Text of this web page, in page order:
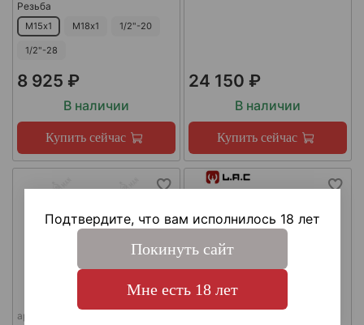
Резьба
М15х1 М18х1 1/2"-20
1/2"-28
8 925 ₽
В наличии
Купить сейчас
24 150 ₽
В наличии
Купить сейчас
арт.
Подтвердите, что вам исполнилось 18 лет
Покинуть сайт
Мне есть 18 лет